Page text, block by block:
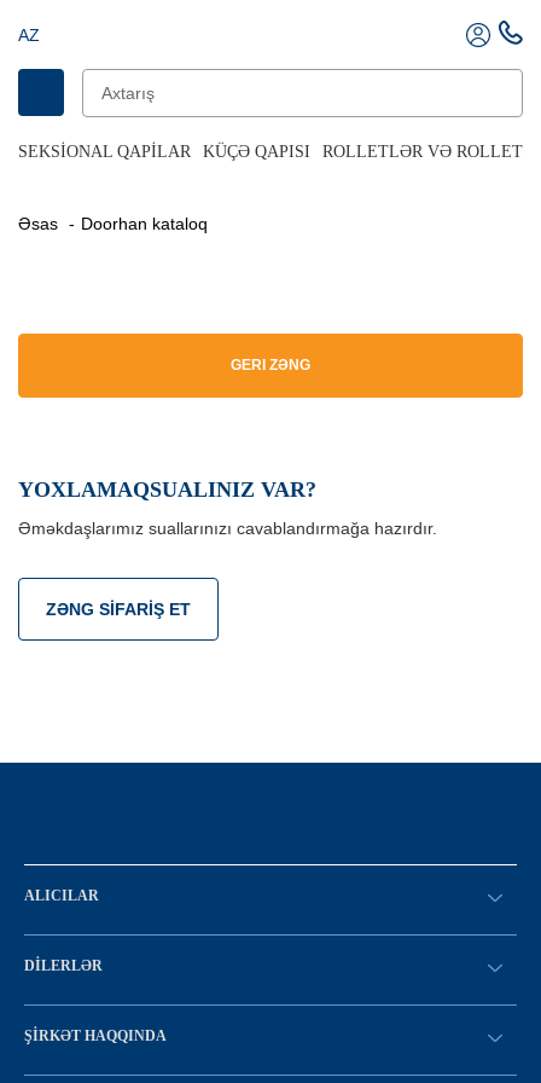
AZ
SEKSIONAL QAPILAR KÜÇƏ QAPISI ROLLETLƏR VƏ ROLLET
Əsas Doorhan kataloq
GERI ZƏNG
YOXLAMAQSUALINIZ VAR?
Əməkdaşlarımız suallarınızı cavablandırmağa hazırdır.
ZƏNG SIFARIŞ ET
ALICILAR
SİFARİŞ VERİN
DILERLƏR
SATICI OLMAQ
LC-yə giriş
ŞIRKƏT HAQQINDA
Tariximiz